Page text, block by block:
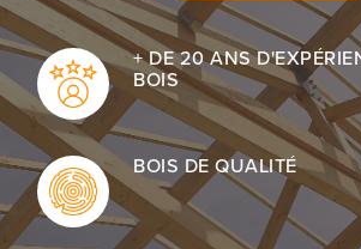
+ DE 20 ANS
BOIS
BOIS DE QUALITÉ